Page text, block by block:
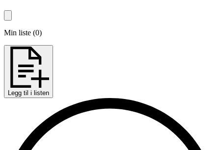
Min liste (0)
Legg til i listen